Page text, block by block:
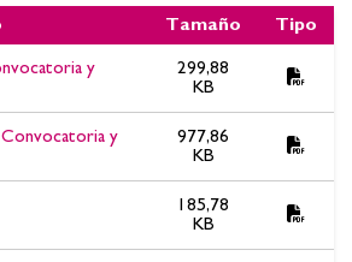
PEÓN/A OEP 2023. Lista
admitidas y excluidas, Tribunal y fecha de
de 2026, 15:30 h. Facultad de
Agrícolas.
Tamaño Tipo
y
299,88
KB
Convocatoria y
977,86
KB
185,78
KB